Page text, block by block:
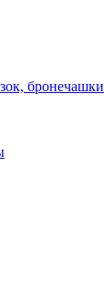
бронечашки